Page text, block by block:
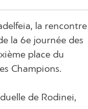
la rencontre
la 6e journée des
place du
Champions.
de Rodinei,